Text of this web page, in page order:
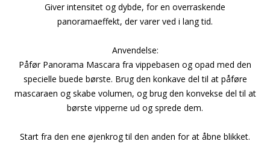
Giver intensitet og dybde, for en overraskende
panoramaeffekt, der varer ved i lang tid.
Anvendelse:
Påfør Panorama Mascara fra vippebasen og opad med den
specielle buede børste. Brug den konkave del til at påføre
mascaraen og skabe volumen, og brug den konvekse del til at
børste vipperne ud og sprede dem.
Start fra den ene øjenkrog til den anden for at åbne blikket.